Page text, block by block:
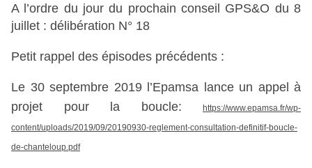
A l’ordre du jour du prochain conseil GPS&O du 8
juillet : délibération N° 18
Petit rappel des épisodes précédents :
Le 30 septembre 2019 l’Epamsa lance un appel à
projet pour la boucle:
https://www.epamsa.fr/wp-
content/uploads/2019/09/20190930-reglement-consultation-definitif-boucle-
de-chanteloup.pdf